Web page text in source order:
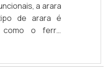
a arara
de arara é
como o ferro
que lhe
contra a
CAPACIDADE